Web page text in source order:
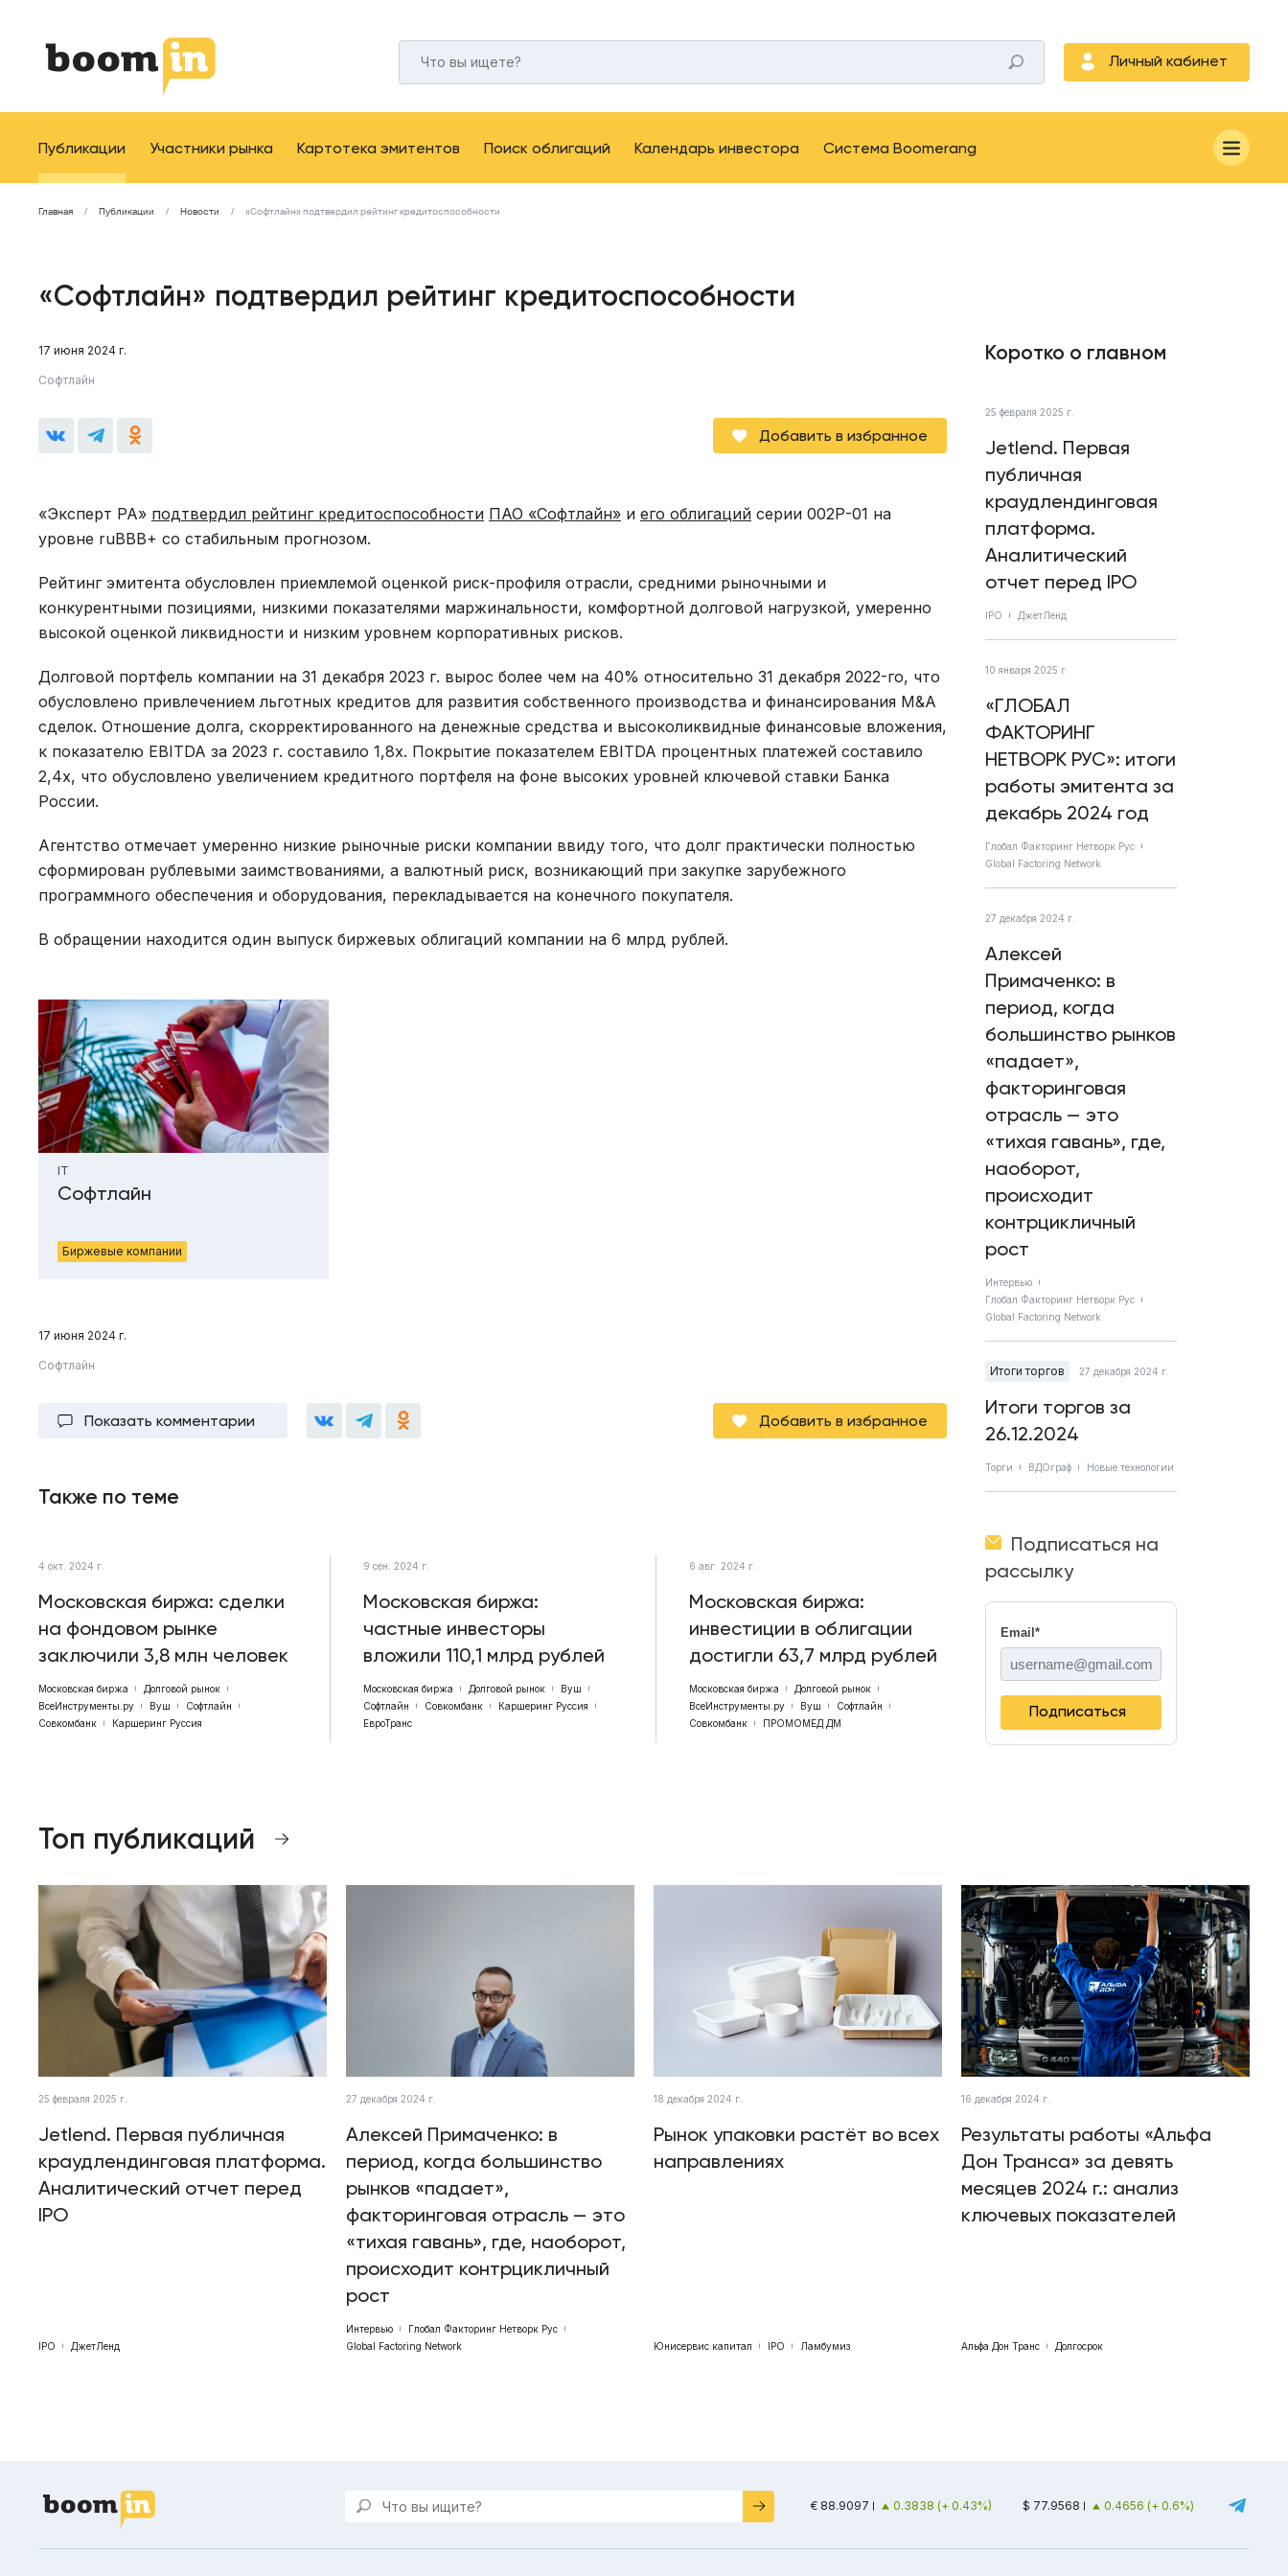
Личный кабинет
Публикации Участники рынка Картотека эмитентов Поиск облигаций Календарь инвестора Система Boomerang
Главная Публикации Новости «Софтлайн» подтвердил рейтинг кредитоспособности
«Софтлайн» подтвердил рейтинг кредитоспособности
17 июня 2024 г.
Софтлайн
Добавить в избранное
«Эксперт РА» подтвердил рейтинг кредитоспособности ПАО «Софтлайн» и его облигаций серии 002Р-01 на
уровне ruBBB+ со стабильным прогнозом.
Рейтинг эмитента обусловлен приемлемой оценкой риск-профиля отрасли, средними рыночными и
конкурентными позициями, низкими показателями маржинальности, комфортной долговой нагрузкой, умеренно
высокой оценкой ликвидности и низким уровнем корпоративных рисков.
Долговой портфель компании на 31 декабря 2023 г. вырос более чем на 40% относительно 31 декабря 2022-го, что
обусловлено привлечением льготных кредитов для развития собственного производства и финансирования M&A
сделок. Отношение долга, скорректированного на денежные средства и высоколиквидные финансовые вложения,
к показателю EBITDA за 2023 г. составило 1,8х. Покрытие показателем EBITDA процентных платежей составило
2,4х, что обусловлено увеличением кредитного портфеля на фоне высоких уровней ключевой ставки Банка
России.
Агентство отмечает умеренно низкие рыночные риски компании ввиду того, что долг практически полностью
сформирован рублевыми заимствованиями, а валютный риск, возникающий при закупке зарубежного
программного обеспечения и оборудования, перекладывается на конечного покупателя.
В обращении находится один выпуск биржевых облигаций компании на 6 млрд рублей.
IT
Софтлайн
Биржевые компании
17 июня 2024 г.
Софтлайн
Показать комментарии Добавить в избранное
Также по теме
4 окт. 2024 г.
Московская биржа: сделки
на фондовом рынке
заключили 3,8 млн человек
Московская биржа
Долговой рынок
ВсеИнструменты.ру
Вуш
Софтлайн
Совкомбанк
Каршеринг Руссия
9 сен. 2024 г.
Московская биржа:
частные инвесторы
вложили 110,1 млрд рублей
Московская биржа Долговой рынок
Вуш
Софтлайн
Совкомбанк
Каршеринг Руссия
ЕвроТранс
6 авг. 2024 г.
Московская биржа:
инвестиции в облигации
достигли 63,7 млрд рублей
Московская биржа
Долговой рынок
ВсеИнструменты.ру
Вуш
Софтлайн
Совкомбанк
ПРОМОМЕД ДМ
Коротко о главном
25 февраля 2025 г.
Jetlend. Первая
публичная
краудлендинговая
платформа.
Аналитический
отчет перед IPO
IPO ДжетЛенд
10 января 2025 г.
«ГЛОБАЛ
ФАКТОРИНГ
НЕТВОРК РУС»: итоги
работы эмитента за
декабрь 2024 год
Глобал Факторинг Нетворк Рус
Global Factoring Network
27 декабря 2024 г.
Алексей
Примаченко: в
период, когда
большинство рынков
«падает»,
факторинговая
отрасль — это
«тихая гавань», где,
наоборот,
происходит
контрцикличный
рост
Интервью
Глобал Факторинг Нетворк Рус
Global Factoring Network
Итоги торгов 27 декабря 2024 г.
Итоги торгов за
26.12.2024
Торги ВДОграф Новые технологии
Подписаться на
рассылку
Email *
Подписаться
Топ публикаций
25 февраля 2025 г.
Jetlend. Первая публичная
краудлендинговая платформа.
Аналитический отчет перед
IPO
IPO ДжетЛенд
27 декабря 2024 г.
Алексей Примаченко: в
период, когда большинство
рынков «падает»,
факторинговая отрасль — это
«тихая гавань», где, наоборот,
происходит контрцикличный
рост
Интервью
Глобал Факторинг Нетворк Рус
Global Factoring Network
18 декабря 2024 г.
Рынок упаковки растёт во всех
направлениях
Юнисервис капитал IPO Ламбумиз
16 декабря 2024 г.
Результаты работы «Альфа
Дон Транса» за девять
месяцев 2024 г.: анализ
ключевых показателей
Альфа Дон Транс Долгосрок
€ 88.9097 0.3838 (+ 0.43%) $ 77.9568 0.4656 (+ 0.6%)